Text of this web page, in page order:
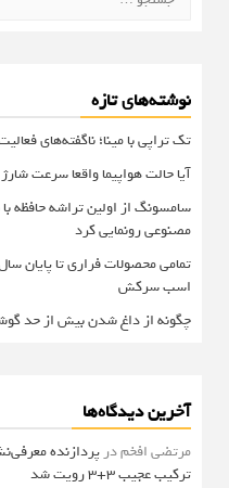
برای:
نوشته‌های تازه
تک تراپی با مینا؛ ناگفته‌های
آیا حالت هواپیما واقعا سرعت
مصنوعی رونمایی کرد
اسب سرکش
چگونه از داغ شدن بیش از حد
آخرین دیدگاه‌ها
مرتضی افخمدر
ترکیب عجیب 3+3 رویت شد